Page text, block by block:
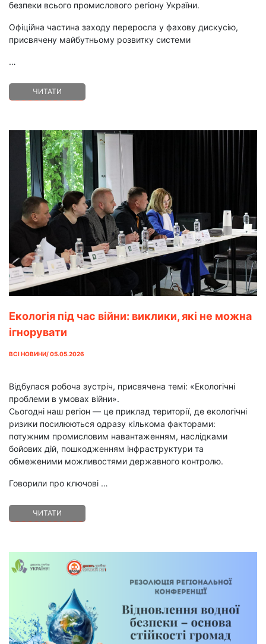
безпеки всього промислового регіону України.
Офіційна частина заходу переросла у фахову дискусію,
присвячену майбутньому розвитку системи
…
ЧИТАТИ
Екологія під час війни: виклики, які не можна
️ігнорувати
ВСІ НОВИНИ/ 05.05.2026
Відбулася робоча зустріч, присвячена темі: «Екологічні
проблеми в умовах війни».
Сьогодні наш регіон — це приклад території, де екологічні
ризики посилюються одразу кількома факторами:
потужним промисловим навантаженням, наслідками
бойових дій, пошкодженням інфраструктури та
обмеженими можливостями державного контролю.
Говорили про ключові …
ЧИТАТИ